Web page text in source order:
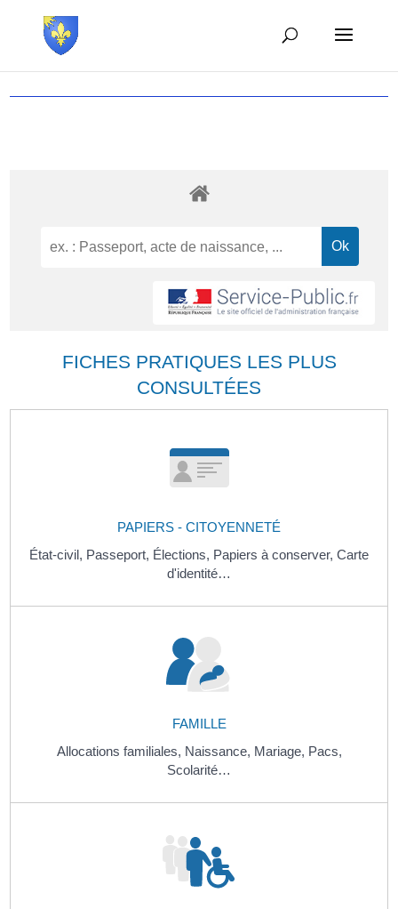
FICHES PRATIQUES LES PLUS
CONSULTÉES
PAPIERS - CITOYENNETÉ
État-civil, Passeport, Élections, Papiers à conserver, Carte
d'identité…
FAMILLE
Allocations familiales, Naissance, Mariage, Pacs,
Scolarité…